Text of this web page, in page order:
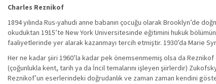
Charles Reznikof
1894 yılında Rus-yahudi anne babanın çocuğu olarak Brooklyn’de
okuduktan 1915’te New York Universitesinde eğitimini hukuk
faaliyetlerinde yer alarak kazanmayı tercih etmiştir. 1930’da Marie
Her ne kadar şiiri 1960’la kadar pek önemsenmemiş olsa da
(çoğunlukla kent, tarih ya da İncil temalarını işleyen şiirlerdir)
Reznikof’un eserlerindeki doğrudanlık ve zaman zaman kendini